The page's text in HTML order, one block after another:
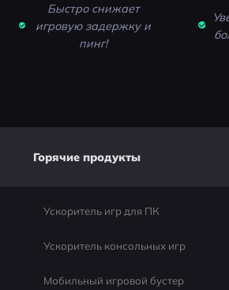
Быстро снижает
игровую задержку и
пинг!
Горячие продукты
Ускоритель игр для ПК
Ускоритель консольных игр
Мобильный игровой бустер